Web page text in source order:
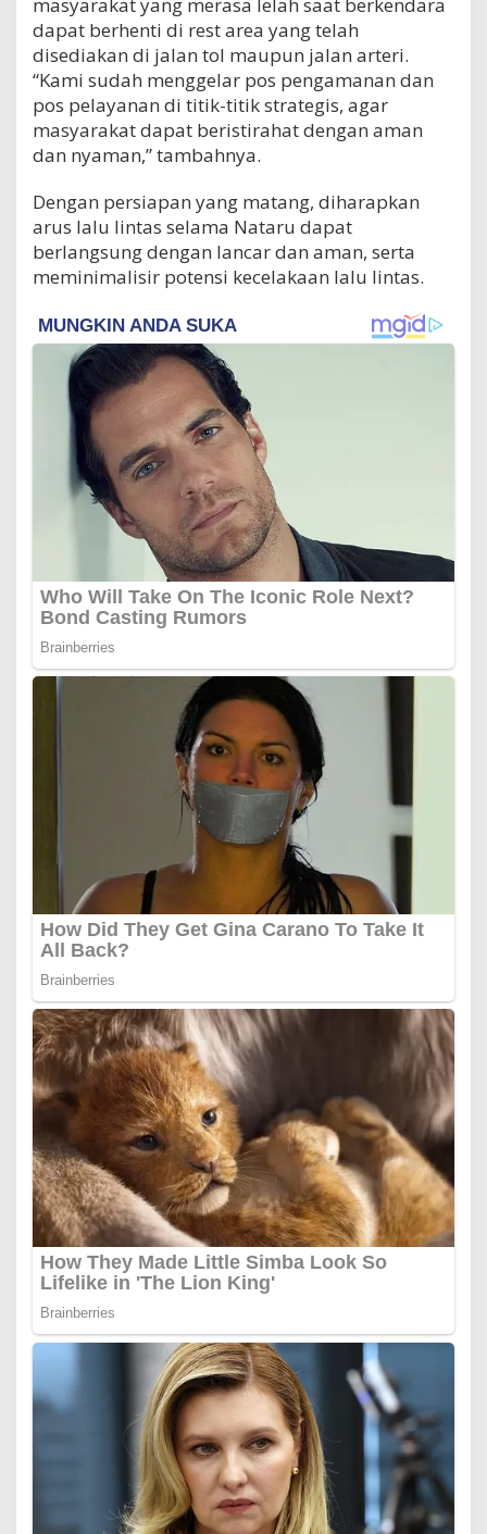
masyarakat yang merasa lelah saat berkendara
dapat berhenti di rest area yang telah
disediakan di jalan tol maupun jalan arteri.
“Kami sudah menggelar pos pengamanan dan
pos pelayanan di titik-titik strategis, agar
masyarakat dapat beristirahat dengan aman
dan nyaman,” tambahnya.
Dengan persiapan yang matang, diharapkan
arus lalu lintas selama Nataru dapat
berlangsung dengan lancar dan aman, serta
meminimalisir potensi kecelakaan lalu lintas.